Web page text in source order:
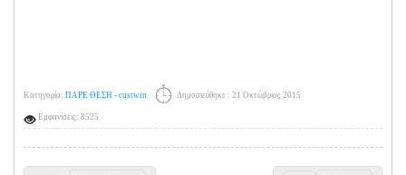
Κατηγορία: ΠΑΡΕ ΘΕΣΗ - custwin Δημοσιεύθηκε : 21 Οκτώβριος 2015
Εμφανίσεις: 8525